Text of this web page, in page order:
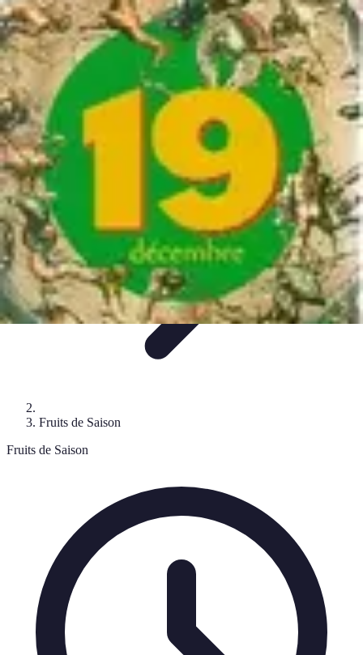
Fruits de Saison
PrintempsSaisonsAlimentation saineArticles Mensuels Choix et
Conservation
Fruits de Saison
Fruits de Saison
Fruits de Saison